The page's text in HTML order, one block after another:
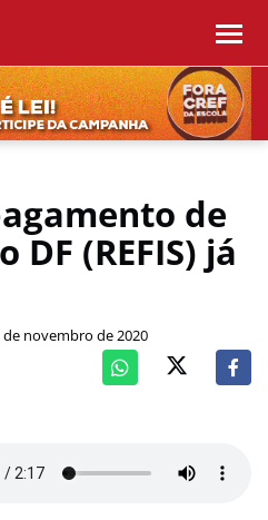
de
(REFIS) já
de novembro de 2020